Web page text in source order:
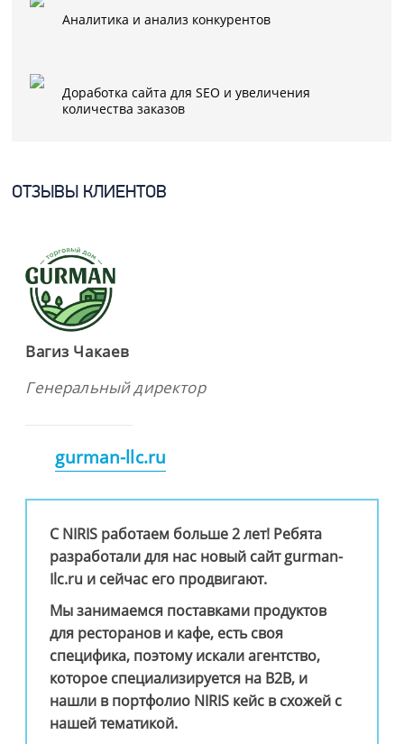
Аналитика и анализ конкурентов
Доработка сайта для SEO и увеличения
количества заказов
ОТЗЫВЫ КЛИЕНТОВ
Вагиз Чакаев
Генеральный директор
gurman-llc.ru
C NIRIS работаем больше 2 лет! Ребята
разработали для нас новый сайт gurman-
Ilc.ru и сейчас его продвигают.
Мы занимаемся поставками продуктов
для ресторанов и кафе, есть своя
специфика, поэтому искали агентство,
которое специализируется на В2В, и
нашли в портфолио NIRIS кейс в схожей с
нашей тематикой.